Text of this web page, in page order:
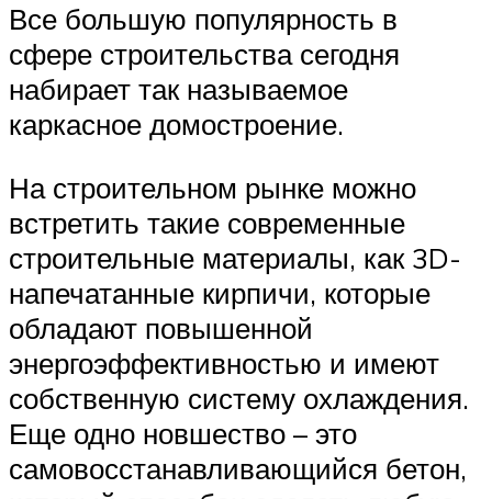
Все большую популярность в
сфере строительства сегодня
набирает так называемое
каркасное домостроение.
На строительном рынке можно
встретить такие современные
строительные материалы, как 3D-
напечатанные кирпичи, которые
обладают повышенной
энергоэффективностью и имеют
собственную систему охлаждения.
Еще одно новшество – это
самовосстанавливающийся бетон,